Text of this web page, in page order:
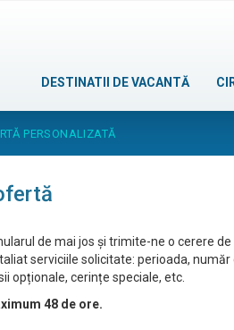
DESTINATII DE VACANTĂ
PERSONALIZATĂ
de mai jos și trimite-ne o cerere
serviciile solicitate: perioada,
opționale, cerințe speciale, etc.
48 de ore.